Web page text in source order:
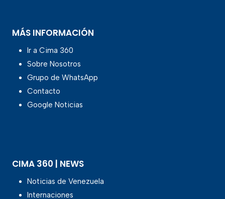
MÁS INFORMACIÓN
Ir a Cima 360
Sobre Nosotros
Grupo de WhatsApp
Contacto
Google Noticias
CIMA 360 | NEWS
Noticias de Venezuela
Internaciones